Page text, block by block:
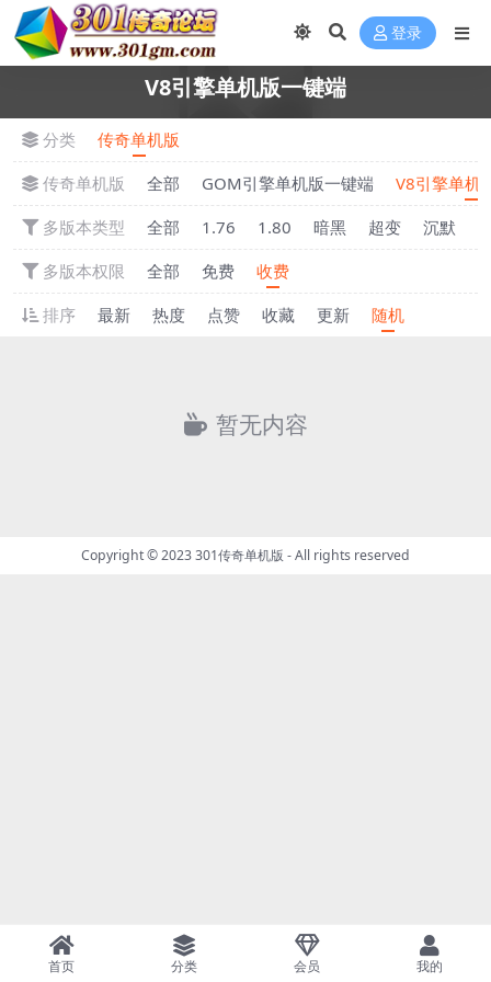
登录
V8引擎单机版一键端
分类
传奇单机版
传奇单机版
全部 GOM引擎单机版一键端
V8引擎单机
多版本类型
全部 1.76 1.80 暗黑 超变 沉默
多版本权限
全部 免费
收费
排序
最新 热度 点赞 收藏 更新 随机
暂无内容
Copyright © 2023301传奇单机版 - All rights reserved
首页 分类 会员 我的